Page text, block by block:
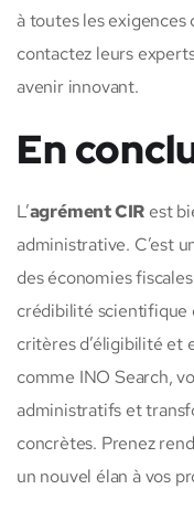
à toutes les exigences
contactez leurs
avenir innovant.
En
L’agrément CIR est
administrative. C’est
des économies
crédibilité scientifique
critères d’éligibilité et
comme INO Search,
administratifs et
concrètes. Prenez
un nouvel élan à vos